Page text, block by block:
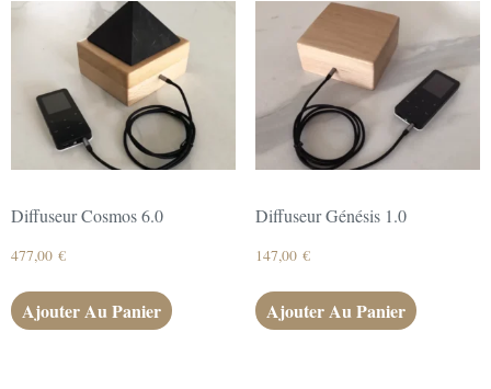
Diffuseur Cosmos 6.0
477,00 €
Ajouter Au Panier
Diffuseur Génésis 1.0
147,00 €
Ajouter Au Panier